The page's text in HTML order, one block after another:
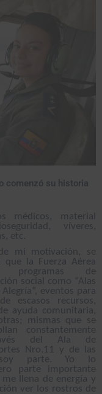
comenzó su historia
etc.
mi motivación, se
que la Fuerza Aérea
programas de
social como “Alas
Alegría”, eventos para
escasos recursos,
ayuda comunitaria,
mismas que se
constantemente
del Ala de
Nro.11 y de las
parte. Yo lo
parte importante
me llena de energía y
ver los rostros de